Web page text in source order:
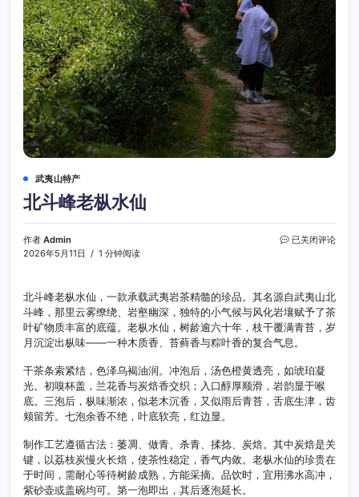
武夷山特产
北斗峰老枞水仙
作者 Admin
2026年5月11日
1 分钟阅读
北
枞
水
仙
已关闭评论
北斗峰老枞水仙，一款承载武夷岩茶精髓的珍品。其名源自武夷山北
斗峰，那里云雾缭绕、岩壑幽深，独特的小气候与风化岩壤赋予了茶
叶矿物质丰富的底蕴。老枞水仙，树龄逾六十年，枝干覆满青苔，岁
月沉淀出枞味——一种木质香、苔藓香与粽叶香的复合气息。
干茶条索紧结，色泽乌褐油润。冲泡后，汤色橙黄透亮，如琥珀凝
光。初嗅杯盖，兰花香与炭焙香交织；入口醇厚顺滑，岩韵显于喉
底。三泡后，枞味渐浓，似老木沉香，又似雨后青苔，舌底生津，齿
颊留芳。七泡余香不绝，叶底软亮，红边显。
制作工艺遵循古法：萎凋、做青、杀青、揉捻、炭焙。其中炭焙是关
键，以荔枝炭慢火长焙，使茶性稳定，香气内敛。老枞水仙的珍贵在
于时间，需耐心等待树龄成熟，方能采摘。品饮时，宜用沸水高冲，
紫砂壶或盖碗均可。第一泡即出，其后逐泡延长。